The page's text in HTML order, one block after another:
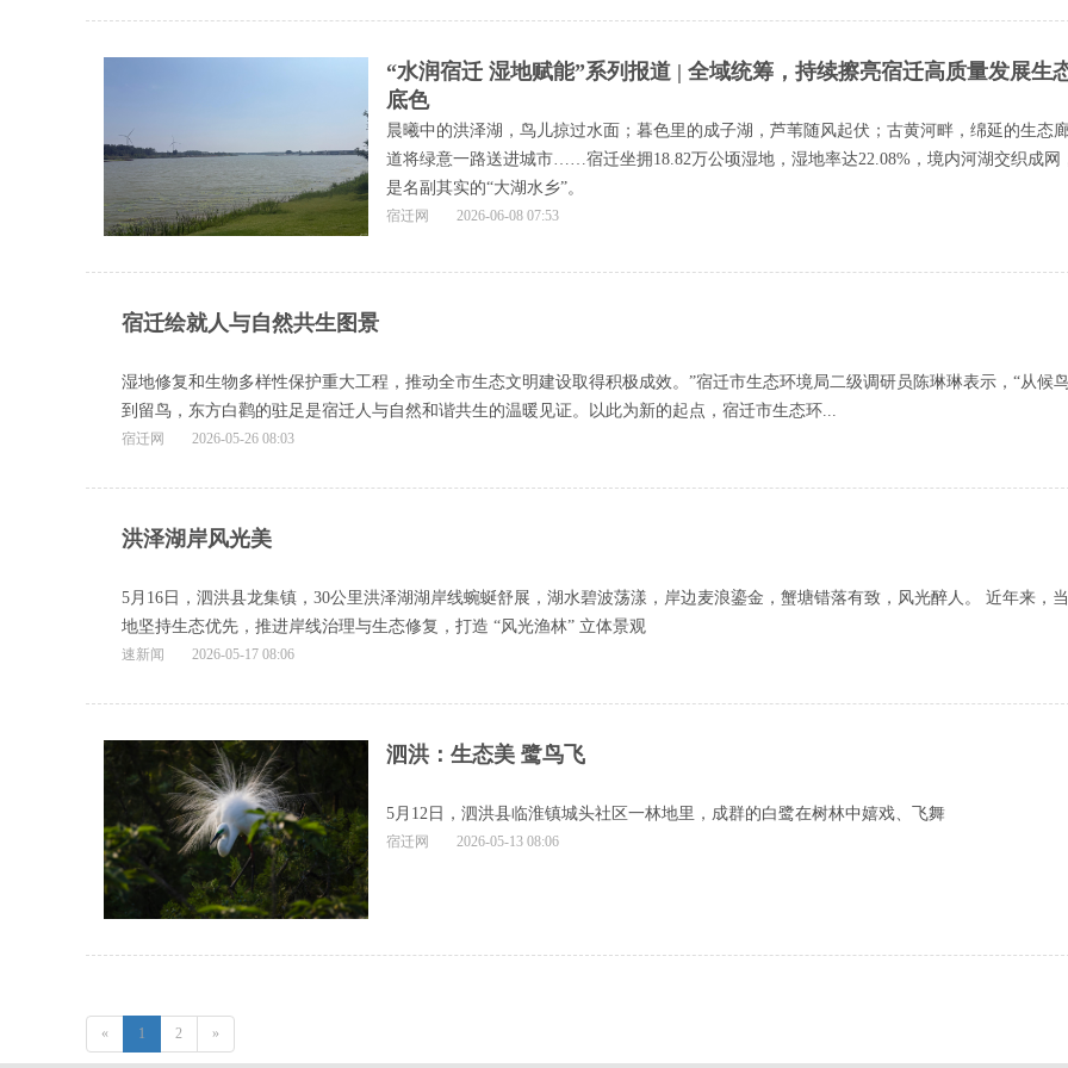
“水润宿迁 湿地赋能”系列报道 | 全域统筹，持续擦亮宿迁高质量发展生
底色
晨曦中的洪泽湖，鸟儿掠过水面；暮色里的成子湖，芦苇随风起伏；古黄河畔，绵延的生态
道将绿意一路送进城市……宿迁坐拥18.82万公顷湿地，湿地率达22.08%，境内河湖交织成网
是名副其实的“大湖水乡”。
宿迁网 2026-06-08 07:53
宿迁绘就人与自然共生图景
湿地修复和生物多样性保护重大工程，推动全市生态文明建设取得积极成效。”宿迁市生态环境局二级调研员陈琳琳表示，“从候
到留鸟，东方白鹳的驻足是宿迁人与自然和谐共生的温暖见证。以此为新的起点，宿迁市生态环...
宿迁网 2026-05-26 08:03
洪泽湖岸风光美
5月16日，泗洪县龙集镇，30公里洪泽湖湖岸线蜿蜒舒展，湖水碧波荡漾，岸边麦浪鎏金，蟹塘错落有致，风光醉人。 近年来，当
地坚持生态优先，推进岸线治理与生态修复，打造 “风光渔林” 立体景观
速新闻 2026-05-17 08:06
泗洪：生态美 鹭鸟飞
5月12日，泗洪县临淮镇城头社区一林地里，成群的白鹭在树林中嬉戏、飞舞
宿迁网 2026-05-13 08:06
« 1 2 »